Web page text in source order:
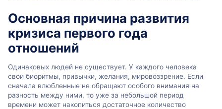
Основная причина развития
кризиса первого года
отношений
Одинаковых людей не существует. У каждого человека
свои биоритмы, привычки, желания, мировоззрение. Если
сначала влюбленные не обращают особого внимания на
разность между ними, то уже за небольшой период
времени может накопиться достаточное количество